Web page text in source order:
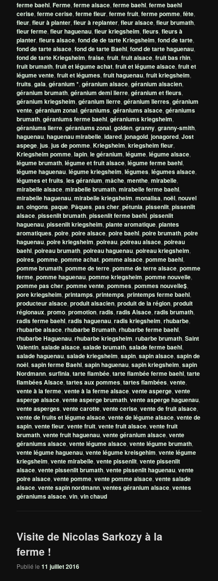
ferme baehl,Ferme,ferme alsace,ferme baehl,ferme baehl
cerise,ferme cerise,ferme fleur,ferme fruit,ferme pomme,fête,
fleur,fleur à planter,fleur à replanter,fleur alsace,fleur brumath,
fleur ferme,fleur haguenau,fleur kriegsheim,fleurs,fleurs à
planter,fleurs alsace,fond de de tarte Kriegsheim,fond de tarte,
fond de tarte alsace,fond de tarte Baehl,fond de tarte haguenau,
fond de tarte Kriegsheim,fraise,fruit,fruit alsace,fruit bas rhin,
fruit brumath,fruit et légume achat,fruit et légume alsace,fruit et
légume vente,fruit et légumes,fruit haguenau,fruit kriegsheim,
fruits,gala,géranium *,géranium alsace,géranium alsacien,
géranium brumath,géranium demi lierre,géranium et fleurs,
géranium kriegsheim,géranium lierre,géranium lierres,géranium
vente,géranium zonal,géraniums,géraniums alsace,géraniums
brumath,géraniums ferme baehl,géraniums kriegsheim,
géraniums lierre,géraniums zonal,golden,granny,granny-smith,
haguenau,haguenau mirabelle,idared,jonagold,jonagored,Jost
aspege,jus,jus de pomme,Kriegsheim,kriegsheim fleur,
Kriegsheim pomme,lapin,le géranium,légume,légume alsace,
légume brumath,légume et fruit alsace,légume ferme baehl,
légume haguenau,légume kriegsheim,légumes,légumes alsace,
légumes et fruits,les géranium,mâche,menthe,mirabelle,
mirabelle alsace,mirabelle brumath,mirabelle ferme baehl,
mirabelle haguenau,mirabelle kriegsheim,monalisa,noël,nouvel
an,oingons,paque, Pâques,pas cher,pétunia,pissenlit,pissenlit
alsace,pissenlit brumath,pissenlit ferme baehl,pissenlit
haguenau,pissenlit kriegsheim,plante aromatique,plantes
aromatiques,poire,poire alsace,poire baehl,poire brumath,poire
haguenau,poire kriegsheim,poireau,poireau alsace,poireau
baehl,poireau brumath,poireau haguenau,poireau kriegsheim,
poires,pomme,pomme achat,pomme alsace,pomme baehl,
pomme brumath,pomme de terre,pomme de terre alsace,pomme
ferme,pomme haguenau,pomme kriegsheim,pomme nouvelle,
pomme pas cher,pomme vente,pommes,pommes nouvelle$,
pore kriegsheim,printamps,printemps,printemps ferme baehl,
producteur alsace,produit alsacien,produit de la région,produit
régionaux,promo,promotion,radis,radis Alsace,radis brumath,
radis ferme baehl,radis haguenau,radis kriegsheim,rhubarbe,
rhubarbe alsace,rhubarbe Brumath,rhubarbe ferme baehl,
rhubarbe Haguenau,rhubarbe kriegsheim,rubarbe brumath,Saint
Valentin,salade alsace,salade brumath,salade ferme baehl,
salade haguenau,salade kriegsheim,sapin,sapin alsace,sapin de
noêl,sapin ferme Baehl,sapin haguenau,sapin kriegsheim,sapin
Nordmann,surfinia,tarte flambée,tarte flambée ferme baehl,tarte
flambées Alsace,tartes aux pommes,tartes flambées,vente,
vente à la ferme,vente à la ferme alsace,vente asperge,vente
asperge alsace,vente asperge brumath,vente asperge haguenau,
vente asperges,vente carotte,vente cerise,vente de fruit alsace,
vente de fruits et légume alsace,vente de légume alsace,vente de
sapin,vente fleur,vente fruit,vente fruit alsace,vente fruit
brumath,vente fruit haguenau,vente géranium alsace,vente
géraniums alsace,vente légume alsace,vente légume brumath,
vente légume haguenau,vente légume kreisgehim,vente légume
kriegsheim,vente mirabelle,vente pissenlit,vente pissenlit
alsace,vente pissenlit brumath,vente pissenlit haguenau,vente
poire alsace,vente pomme,vente pomme alsace,vente salade
alsace,vente sapin nordmann,ventes géranium alsace,ventes
géraniums alsace,vin,vin chaud
Visite de Nicolas Sarkozy à la
ferme !
Publié le11 juillet 2016